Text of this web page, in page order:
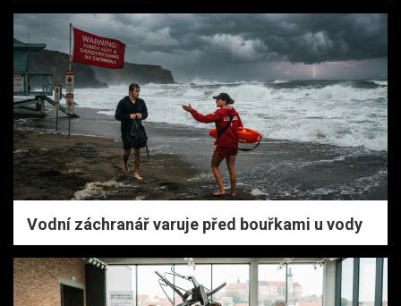
Vodní záchranář varuje před bouřkami u vody